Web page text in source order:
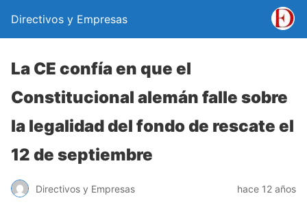
Directivos y Empresas
La CE confía en que el
Constitucional alemán falle sobre
la legalidad del fondo de rescate el
12 de septiembre
Directivos y Empresas hace 12 años